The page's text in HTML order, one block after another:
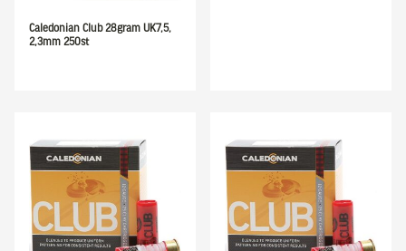
Caledonian Club 28gram UK7,5,
2,3mm 250st